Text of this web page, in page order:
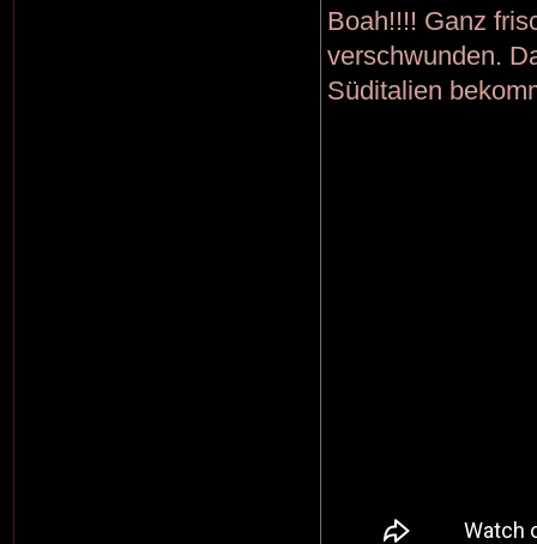
Boah!!!! Ganz
verschwunden.
Süditalien